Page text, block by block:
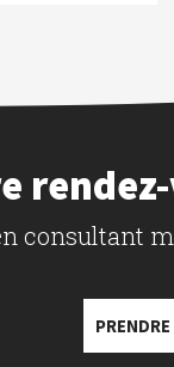
consultant